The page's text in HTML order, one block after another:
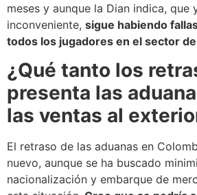
meses y aunque la Dian indica, que
inconveniente, sigue habiendo
todos los jugadores en el sector
¿Qué tanto los
presenta las
las ventas al
El retraso de las aduanas en
nuevo, aunque se ha buscado
nacionalización y embarque de